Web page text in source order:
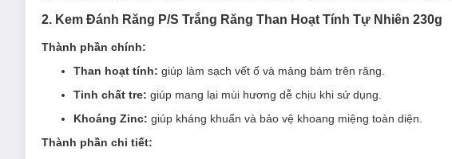
2. Kem Đánh Răng P/S Trắng Răng Than Hoạt Tính Tự Nhiên 230g
Thành phần chính:
Than hoạt tính: giúp làm sạch vết ố và mảng bám trên răng.
Tinh chất tre: giúp mang lại mùi hương dễ chịu khi sử dụng.
Khoáng Zinc: giúp kháng khuẩn và bảo vệ khoang miệng toàn diện.
Thành phần chi tiết: